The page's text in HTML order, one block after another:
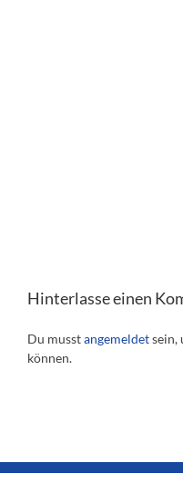
Hinterlasse einen
Du musstangemeldetsein,
können.